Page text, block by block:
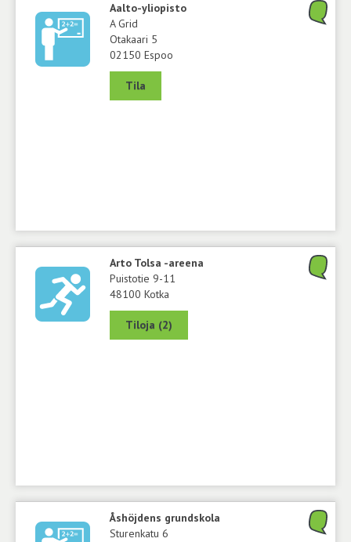
Aalto-yliopisto
A Grid
Otakaari 5
02150 Espoo
Tila
Arto Tolsa -areena
Puistotie 9-11
48100 Kotka
Tiloja (2)
Åshöjdens grundskola
Sturenkatu 6